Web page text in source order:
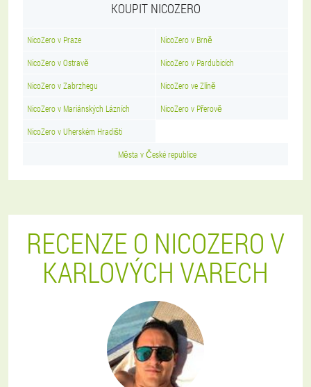
KOUPIT NICOZERO
NicoZero v Praze NicoZero v Brně
NicoZero v Ostravě NicoZero v Pardubicích
NicoZero v Zabrzhegu NicoZero ve Zlíně
NicoZero v Mariánských Lázních NicoZero v Přerově
NicoZero v Uherském Hradišti
Města v České republice
RECENZE O NICOZERO V
KARLOVÝCH VARECH